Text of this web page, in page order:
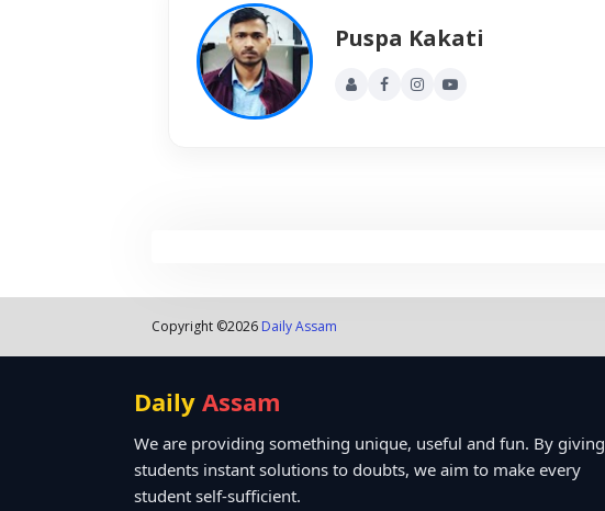
Puspa Kakati
Copyright ©2026 Daily Assam
Daily Assam
We are providing something unique, useful and fun. By giving
students instant solutions to doubts, we aim to make every
student self-sufficient.